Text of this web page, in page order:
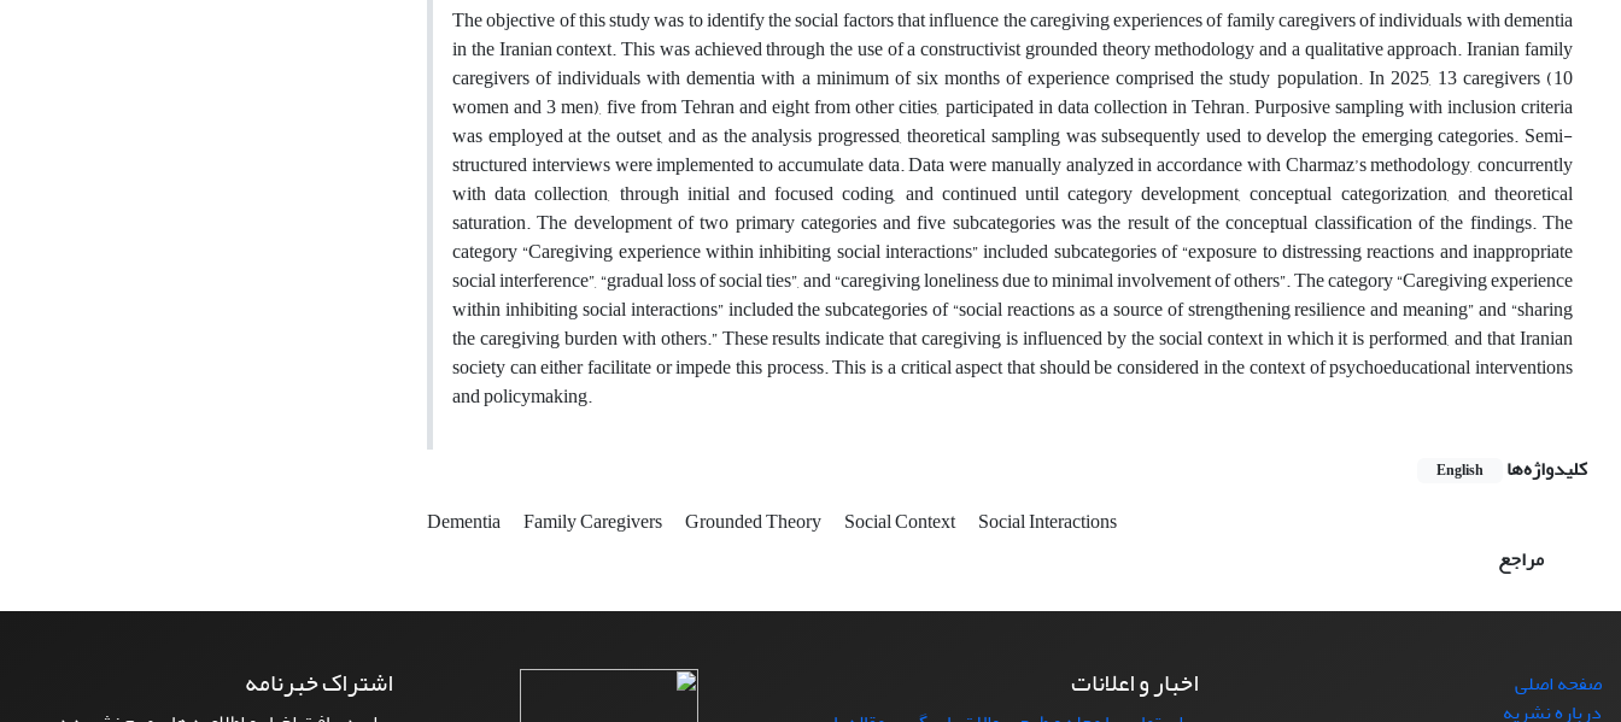
The objective of this study was to identify the social factors that influence the caregiving experiences of family caregivers of individuals with dementia
in the Iranian context. This was achieved through the use of a constructivist grounded theory methodology and a qualitative approach. Iranian family
caregivers of individuals with dementia with a minimum of six months of experience comprised the study population. In 2025, 13 caregivers (10
women and 3 men), five from Tehran and eight from other cities, participated in data collection in Tehran. Purposive sampling with inclusion criteria
was employed at the outset, and as the analysis progressed, theoretical sampling was subsequently used to develop the emerging categories. Semi-
structured interviews were implemented to accumulate data. Data were manually analyzed in accordance with Charmaz’s methodology, concurrently
with data collection, through initial and focused coding, and continued until category development, conceptual categorization, and theoretical
saturation. The development of two primary categories and five subcategories was the result of the conceptual classification of the findings. The
category “Caregiving experience within inhibiting social interactions” included subcategories of “exposure to distressing reactions and inappropriate
social interference”, “gradual loss of social ties”, and “caregiving loneliness due to minimal involvement of others”. The category “Caregiving experience
within inhibiting social interactions” included the subcategories of “social reactions as a source of strengthening resilience and meaning” and “sharing
the caregiving burden with others.” These results indicate that caregiving is influenced by the social context in which it is performed, and that Iranian
society can either facilitate or impede this process. This is a critical aspect that should be considered in the context of psychoeducational interventions
and policymaking.
کلیدواژه‌ها
English
Dementia Family Caregivers Grounded Theory Social Context
Social Interactions
مراجع
صفحه اصلی
درباره نشریه
اخبار و اعلانات اشتراک خبرنامه